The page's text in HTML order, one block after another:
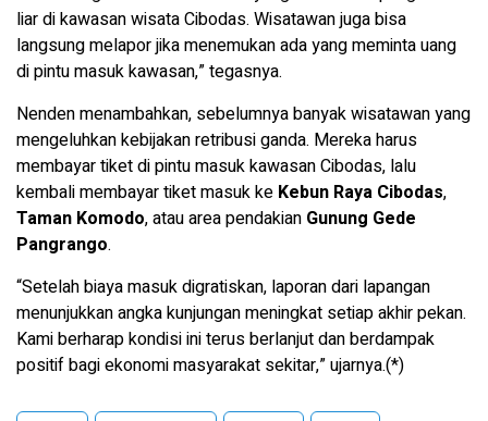
liar di kawasan wisata Cibodas. Wisatawan juga bisa
langsung melapor jika menemukan ada yang meminta uang
di pintu masuk kawasan,” tegasnya.
Nenden menambahkan, sebelumnya banyak wisatawan yang
mengeluhkan kebijakan retribusi ganda. Mereka harus
membayar tiket di pintu masuk kawasan Cibodas, lalu
kembali membayar tiket masuk ke Kebun Raya Cibodas,
Taman Komodo, atau area pendakian Gunung Gede
Pangrango.
“Setelah biaya masuk digratiskan, laporan dari lapangan
menunjukkan angka kunjungan meningkat setiap akhir pekan.
Kami berharap kondisi ini terus berlanjut dan berdampak
positif bagi ekonomi masyarakat sekitar,” ujarnya.(*)